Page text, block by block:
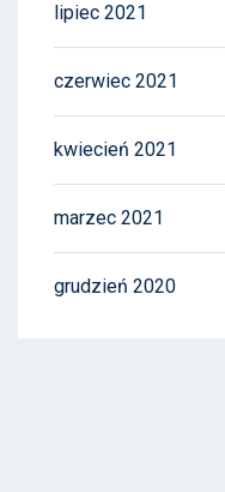
lipiec 2021
czerwiec 2021
kwiecień 2021
marzec 2021
grudzień 2020